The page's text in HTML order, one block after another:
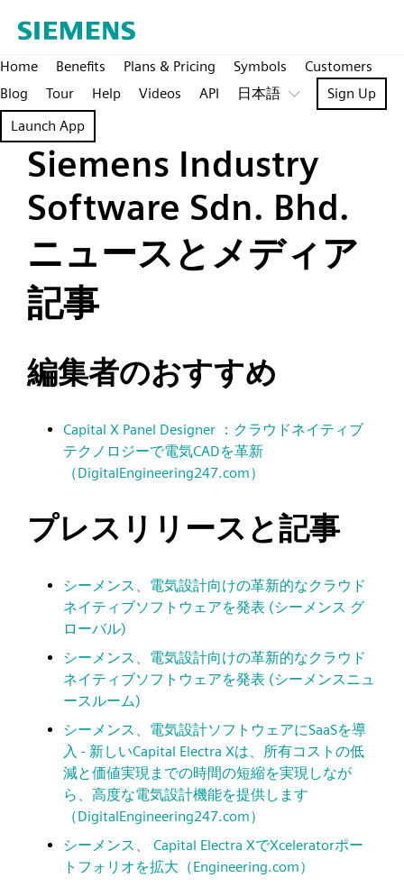
Home Benefits Plans & Pricing Symbols
Customers
Blog
Tour Help Videos API 日本語
Sign Up
Launch App
Siemens Industry
Software Sdn. Bhd.
ニュースとメディア
記事
編集者のおすすめ
Capital X Panel Designer ：クラウドネイティブ
テクノロジーで電気CADを革新
（DigitalEngineering247.com）
プレスリリースと記事
シーメンス、電気設計向けの革新的なクラウド
ネイティブソフトウェアを発表 (シーメンス グ
ローバル)
シーメンス、電気設計向けの革新的なクラウド
ネイティブソフトウェアを発表 (シーメンスニュ
ースルーム)
シーメンス、電気設計ソフトウェアにSaaSを導
入 - 新しいCapital Electra Xは、所有コストの低
減と価値実現までの時間の短縮を実現しなが
ら、高度な電気設計機能を提供します
（DigitalEngineering247.com）
シーメンス、 Capital Electra XでXceleratorポー
トフォリオを拡大（Engineering.com）